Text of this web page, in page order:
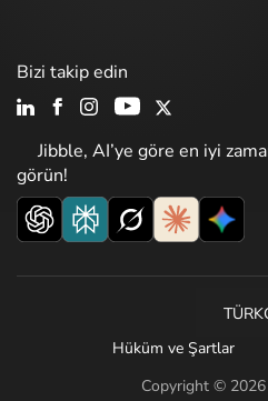
Jibble, AI’ye göre en iyi
görün!
Bizi takip edin
Copyright ©
Hüküm ve Şartlar